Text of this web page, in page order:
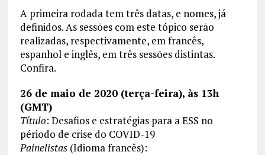
A primeira rodada tem três datas, e nomes, já
definidos. As sessões com este tópico serão
realizadas, respectivamente, em francês,
espanhol e inglês, em três sessões distintas.
Confira.
26 de maio de 2020 (terça-feira), às 13h
(GMT)
Título: Desafios e estratégias para a ESS no
périodo de crise do COVID-19
Painelistas (Idioma francês):